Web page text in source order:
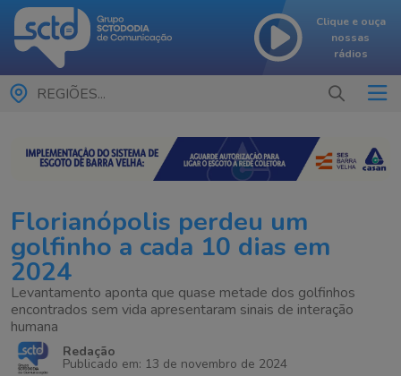
Clique e ouça
nossas
rádios
REGIÕES...
Florianópolis perdeu um
golfinho a cada 10 dias em
2024
Levantamento aponta que quase metade dos golfinhos
encontrados sem vida apresentaram sinais de interação
humana
Redação
Publicado em: 13 de novembro de 2024